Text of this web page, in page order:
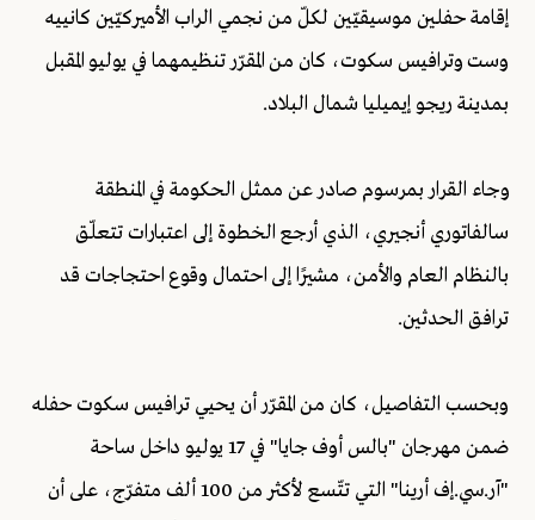
إقامة حفلين موسيقيّين لكلّ من نجمي الراب الأميركيّين كانييه
وست وترافيس سكوت، كان من المقرّر تنظيمهما في يوليو المقبل
بمدينة ريجو إيميليا شمال البلاد.
وجاء القرار بمرسوم صادر عن ممثل الحكومة في المنطقة
سالفاتوري أنجيري، الذي أرجع الخطوة إلى اعتبارات تتعلّق
بالنظام العام والأمن، مشيرًا إلى احتمال وقوع احتجاجات قد
ترافق الحدثين.
وبحسب التفاصيل، كان من المقرّر أن يحيي ترافيس سكوت حفله
ضمن مهرجان "بالس أوف جايا" في 17 يوليو داخل ساحة
"آر.سي.إف أرينا" التي تتّسع لأكثر من 100 ألف متفرّج، على أن